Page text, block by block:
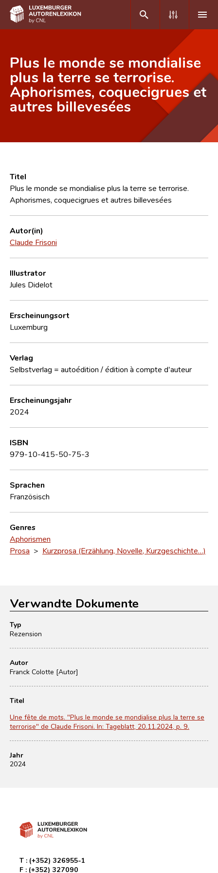
DE FR
Home
Autor(inn)en A-Z
Forschungsgruppe
Kontakt
Plus le monde se mondialise
plus la terre se terrorise.
Aphorismes, coquecigrues et
autres billevesées
Titel
Plus le monde se mondialise plus la terre se terrorise.
Aphorismes, coquecigrues et autres billevesées
Autor(in)
Claude Frisoni
Illustrator
Jules Didelot
Erscheinungsort
Luxemburg
Verlag
Selbstverlag = autoédition / édition à compte d'auteur
Erscheinungsjahr
2024
ISBN
979-10-415-50-75-3
Sprachen
Französisch
Genres
Aphorismen
Prosa > Kurzprosa (Erzählung, Novelle, Kurzgeschichte…)
Verwandte Dokumente
Typ
Rezension
Autor
Franck Colotte [Autor]
Titel
Une fête de mots. "Plus le monde se mondialise plus la terre se
terrorise" de Claude Frisoni. In: Tageblatt, 20.11.2024, p. 9.
Jahr
2024
T : (+352) 326955-1
F : (+352) 327090